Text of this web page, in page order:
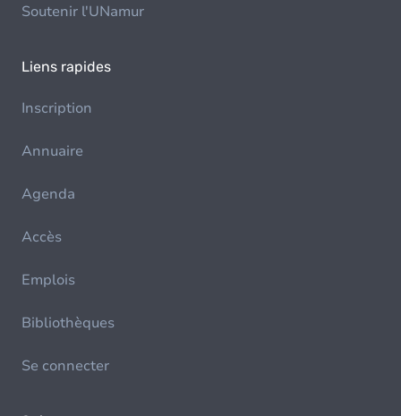
Soutenir l'UNamur
Liens rapides
Inscription
Annuaire
Agenda
Accès
Emplois
Bibliothèques
Se connecter